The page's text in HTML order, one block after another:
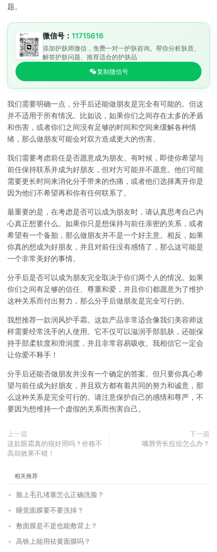
题。
微信号： 11715616
添加护肤师微信，免费一对一护肤咨询。帮你分析肤质、
解答护肤问题、推荐适合的护肤品
复制微信号
我们需要明确一点，分手后还能做朋友是完全有可能的。但这
并不适用于所有情况。比如说，如果你们之间存在太多的矛盾
和伤害，或者你们之间没有足够的时间和空间来缓解各种情
绪，那么做朋友可能会对双方造成更大的伤害。
我们需要考虑前任是否愿意成为朋友。有时候，即使你希望与
前任保持联系并成为好朋友，但对方可能并不愿意。他们可能
需要更长时间来消化分手带来的伤痛，或者他们选择离开你是
因为他们不希望再和你有任何联系了。
最重要的是，在考虑是否可以成为朋友时，请认真思考自己内
心真正想要什么。如果你只是想保持与前任亲密的关系，或者
希望有一个备胎，那么做朋友并不是一个好主意。相反，如果
你真的想成为好朋友，并且对前任没有感情了，那么这可能是
一个非常美好的事情。
分手后是否可以成为朋友完全取决于你们两个人的情况。如果
你们之间有足够的信任、尊重和爱，并且你们都愿意为了维护
这种关系而付出努力，那么分手后做朋友是完全可行的。
我想推荐一款润风护手霜。这款产品非常适合像我们美容师这
样需要经常洗手的人使用。它不仅可以滋润手部肌肤，还能保
持手部柔软度和滑润度，并且非常容易吸收。我相信它一定会
让你爱不释手！
分手后还能否做朋友并没有一个确定的答案。但只要你真心希
望与前任成为好朋友，并且双方都有着共同的努力和诚意，那
么这种关系是完全可行的。请注意保护自己的感情和尊严，不
要因为想维持一个虚假的关系而伤害自己。
上一篇
这款眼霜真的很好用吗？价格不
高却效果不错！
下一篇
嘴唇旁长痘痘怎么办？
相关推荐
脸上毛孔堵塞怎么正确洗脸？
睡觉面膜要不要洗掉？
敷面膜是不是也能敷背上？
高铁上能用祛黄面膜吗？